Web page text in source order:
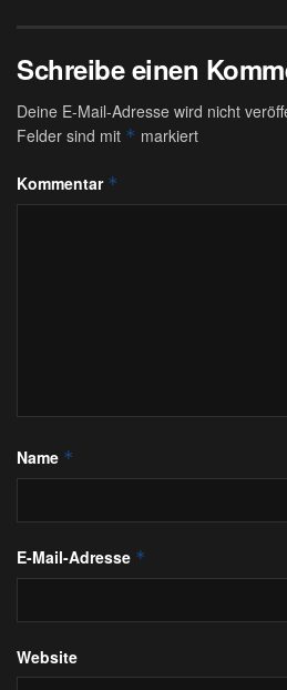
Schreibe einen
Deine E-Mail-Adresse wird nicht
Felder sind mit * markiert
Kommentar *
Name *
E-Mail-Adresse *
Website